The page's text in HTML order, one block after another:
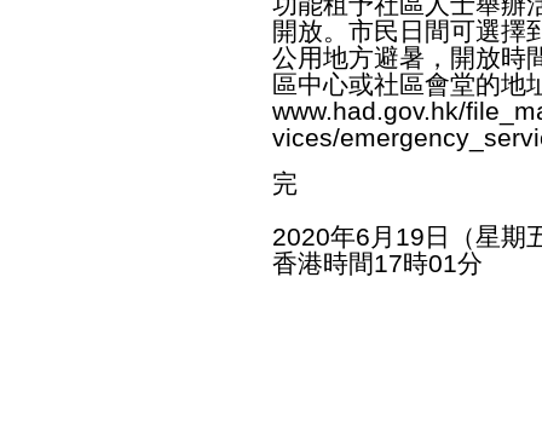
開放。市民日間可選擇
公用地方避暑，開放時
區中心或社區會堂的地
www.had.gov.hk/
vices/
完
2020年6月19日（星期
香港時間17時01分